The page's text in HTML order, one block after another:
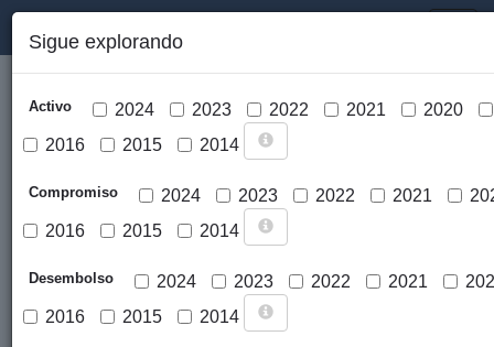
Cargar mapa
Sigue explorando
Activo 2024 2023 2022 2021
2020
2016
2015 2014
Compromiso 2024 2023 2022 2021
2016
2015 2014
Desembolso 2024 2023 2022 2021
2016
2015 2014